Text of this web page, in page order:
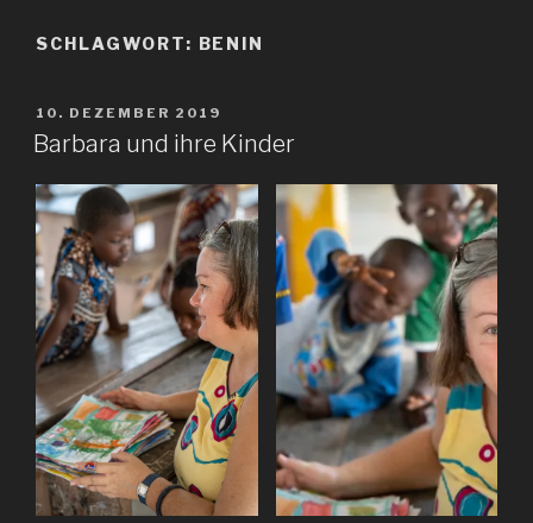
SCHLAGWORT: BENIN
VERÖFFENTLICHT
AM
10. DEZEMBER 2019
Barbara und ihre Kinder